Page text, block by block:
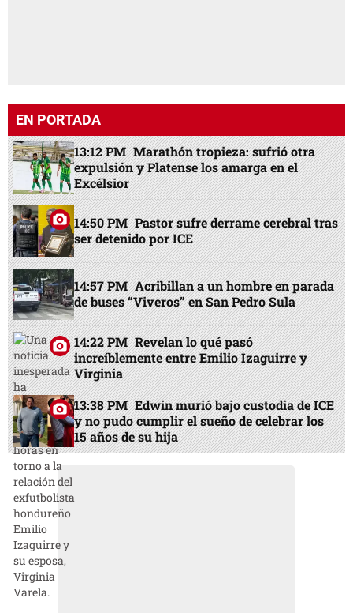
EN PORTADA
13:12 PM Marathón tropieza: sufrió otra
expulsión y Platense los amarga en el
Excélsior
14:50 PM Pastor sufre derrame cerebral tras
ser detenido por ICE
14:57 PM Acribillan a un hombre en parada
de buses “Viveros” en San Pedro Sula
14:22 PM Revelan lo qué pasó
increíblemente entre Emilio Izaguirre y
Virginia
13:38 PM Edwin murió bajo custodia de ICE
y no pudo cumplir el sueño de celebrar los
15 años de su hija